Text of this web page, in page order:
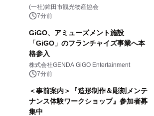
(一社)鉾田市観光物産協会
7分前
GiGO、アミューズメント施設
「GiGO」のフランチャイズ事業へ本
格参入
株式会社GENDA GiGO Entertainment
7分前
＜事前案内＞『造形制作＆彫刻メンテ
ナンス体験ワークショップ』参加者募
集中